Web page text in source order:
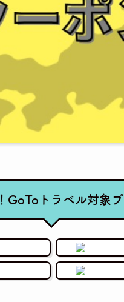
GoToトラベル対象